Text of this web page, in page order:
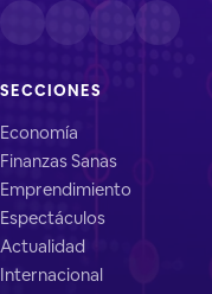
SECCIONES
Economía
Finanzas Sanas
Emprendimiento
Espectáculos
Actualidad
Internacional